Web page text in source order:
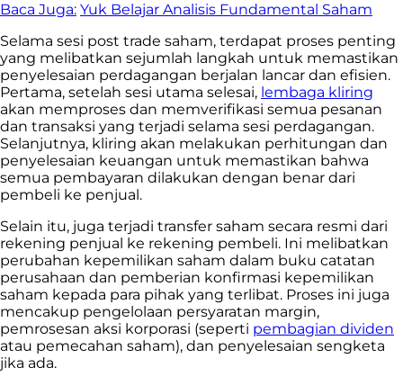
Baca Juga: Yuk Belajar Analisis Fundamental Saham
Selama sesi post trade saham, terdapat proses penting
yang melibatkan sejumlah langkah untuk memastikan
penyelesaian perdagangan berjalan lancar dan efisien.
Pertama, setelah sesi utama selesai, lembaga kliring
akan memproses dan memverifikasi semua pesanan
dan transaksi yang terjadi selama sesi perdagangan.
Selanjutnya, kliring akan melakukan perhitungan dan
penyelesaian keuangan untuk memastikan bahwa
semua pembayaran dilakukan dengan benar dari
pembeli ke penjual.
Selain itu, juga terjadi transfer saham secara resmi dari
rekening penjual ke rekening pembeli. Ini melibatkan
perubahan kepemilikan saham dalam buku catatan
perusahaan dan pemberian konfirmasi kepemilikan
saham kepada para pihak yang terlibat. Proses ini juga
mencakup pengelolaan persyaratan margin,
pemrosesan aksi korporasi (seperti pembagian dividen
atau pemecahan saham), dan penyelesaian sengketa
jika ada.